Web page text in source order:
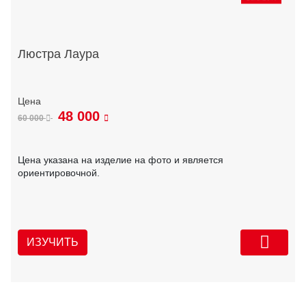
Люстра Лаура
60 000 48 000
Цена указана на изделие на фото и является
ориентировочной.
ИЗУЧИТЬ